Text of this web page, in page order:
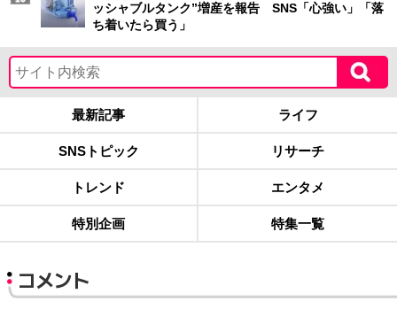
ッシャブルタンク”増産を報告 SNS「心強い」「落
ち着いたら買う」
最新記事 ライフ
SNSトピック リサーチ
トレンド エンタメ
特別企画 特集一覧
コメント